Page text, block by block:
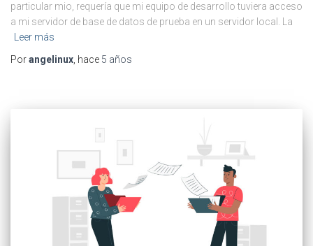
particular mio, requería que mi equipo de desarrollo tuviera acceso
a mi servidor de base de datos de prueba en un servidor local. La
Leer más
Porangelinux, hace 5 años